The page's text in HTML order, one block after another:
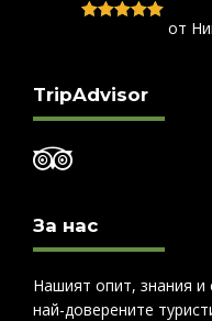
от
TripAdvisor
За нас
Нашият опит, знания и
най-доверените